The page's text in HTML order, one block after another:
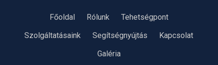
Főoldal Rólunk
Tehetségpont
Szolgáltatásaink
Segítségnyújtás
Kapcsolat
Galéria